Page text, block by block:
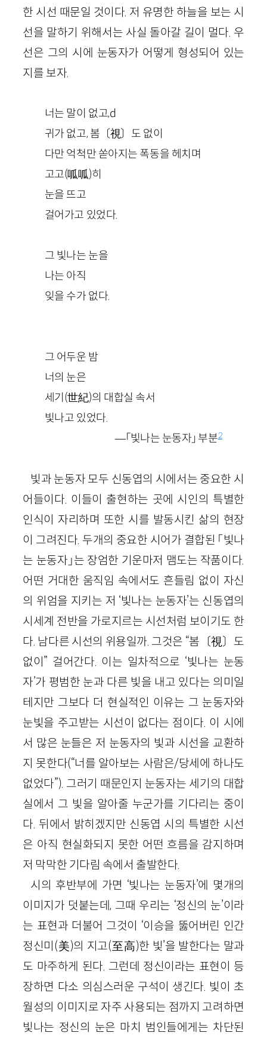
한 시선 때문일 것이다. 저 유명한 하늘을 보는 시
선을 말하기 위해서는 사실 돌아갈 길이 멀다. 우
선은 그의 시에 눈동자가 어떻게 형성되어 있는
지를 보자.
너는 말이 없고,d
귀가 없고, 봄〔視〕도 없이
다만 억척만 쏟아지는 폭동을 헤치며
고고(呱呱)히
눈을 뜨고
걸어가고 있었다.
그 빛나는 눈을
나는 아직
잊을 수가 없다.
그 어두운 밤
너의 눈은
세기(世紀)의 대합실 속서
빛나고 있었다.
—「빛나는 눈동자」 부분2
빛과 눈동자 모두 신동엽의 시에서는 중요한 시
어들이다. 이들이 출현하는 곳에 시인의 특별한
인식이 자리하며 또한 시를 발동시킨 삶의 현장
이 그려진다. 두개의 중요한 시어가 결합된 「빛나
는 눈동자」는 장엄한 기운마저 맴도는 작품이다.
어떤 거대한 움직임 속에서도 흔들림 없이 자신
의 위엄을 지키는 저 ‘빛나는 눈동자’는 신동엽의
시세계 전반을 가로지르는 시선처럼 보이기도 한
다. 남다른 시선의 위용일까. 그것은 “봄〔視〕도
없이” 걸어간다. 이는 일차적으로 ‘빛나는 눈동
자’가 평범한 눈과 다른 빛을 내고 있다는 의미일
테지만 그보다 더 현실적인 이유는 그 눈동자와
눈빛을 주고받는 시선이 없다는 점이다. 이 시에
서 많은 눈들은 저 눈동자의 빛과 시선을 교환하
지 못한다(“너를 알아보는 사람은/당세에 하나도
없었다”). 그러기 때문인지 눈동자는 세기의 대합
실에서 그 빛을 알아줄 누군가를 기다리는 중이
다. 뒤에서 밝히겠지만 신동엽 시의 특별한 시선
은 아직 현실화되지 못한 어떤 흐름을 감지하며
저 막막한 기다림 속에서 출발한다.
시의 후반부에 가면 ‘빛나는 눈동자’에 몇개의
이미지가 덧붙는데, 그때 우리는 ‘정신의 눈’이라
는 표현과 더불어 그것이 ‘이승을 뚫어버린 인간
정신미(美)의 지고(至高)한 빛’을 발한다는 말과
도 마주하게 된다. 그런데 정신이라는 표현이 등
장하면 다소 의심스러운 구석이 생긴다. 빛이 초
월성의 이미지로 자주 사용되는 점까지 고려하면
빛나는 정신의 눈은 마치 범인들에게는 차단된